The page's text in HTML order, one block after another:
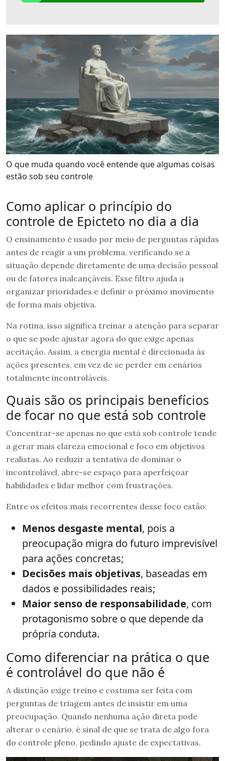
O que muda quando você entende que algumas coisas
estão sob seu controle
Como aplicar o princípio do
controle de Epicteto no dia a dia
O ensinamento é usado por meio de perguntas rápidas
antes de reagir a um problema, verificando se a
situação depende diretamente de uma decisão pessoal
ou de fatores inalcançáveis. Esse filtro ajuda a
organizar prioridades e definir o próximo movimento
de forma mais objetiva.
Na rotina, isso significa treinar a atenção para separar
o que se pode ajustar agora do que exige apenas
aceitação. Assim, a energia mental é direcionada às
ações presentes, em vez de se perder em cenários
totalmente incontroláveis.
Quais são os principais benefícios
de focar no que está sob controle
Concentrar-se apenas no que está sob controle tende
a gerar mais clareza emocional e foco em objetivos
realistas. Ao reduzir a tentativa de dominar o
incontrolável, abre-se espaço para aperfeiçoar
habilidades e lidar melhor com frustrações.
Entre os efeitos mais recorrentes desse foco estão:
Menos desgaste mental, pois a
preocupação migra do futuro imprevisível
para ações concretas;
Decisões mais objetivas, baseadas em
dados e possibilidades reais;
Maior senso de responsabilidade, com
protagonismo sobre o que depende da
própria conduta.
Como diferenciar na prática o que
é controlável do que não é
A distinção exige treino e costuma ser feita com
perguntas de triagem antes de insistir em uma
preocupação. Quando nenhuma ação direta pode
alterar o cenário, é sinal de que se trata de algo fora
do controle pleno, pedindo ajuste de expectativas.